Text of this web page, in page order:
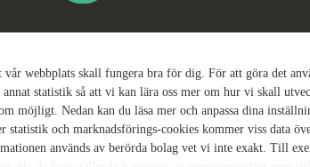
webbplats skall fungera bra för dig. För att göra det
statistik så att vi kan lära oss mer om hur vi skall
möjligt. Nedan kan du läsa mer och anpassa dina
statistik och marknadsförings-cookies kommer viss data
används av berörda bolag vet vi inte exakt. Till